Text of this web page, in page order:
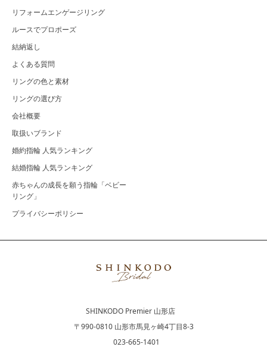
リフォームエンゲージリング
ルースでプロポーズ
結納返し
よくある質問
リングの色と素材
リングの選び方
会社概要
取扱いブランド
婚約指輪 人気ランキング
結婚指輪 人気ランキング
赤ちゃんの成長を願う指輪「ベビー
リング」
プライバシーポリシー
SHINKODO Premier 山形店
〒990-0810 山形市馬見ヶ崎4丁目8-3
023-665-1401